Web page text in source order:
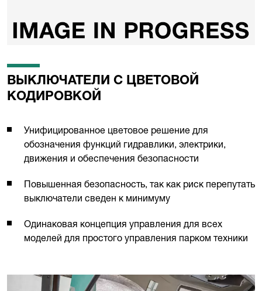
ВЫКЛЮЧАТЕЛИ С ЦВЕТОВОЙ
КОДИРОВКОЙ
Унифицированное цветовое решение для
обозначения функций гидравлики, электрики,
движения и обеспечения безопасности
Повышенная безопасность, так как риск перепутать
выключатели сведен к минимуму
Одинаковая концепция управления для всех
моделей для простого управления парком техники